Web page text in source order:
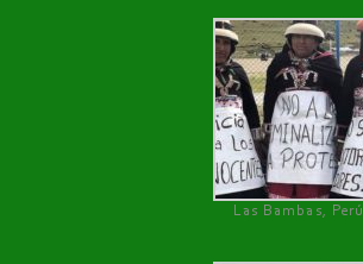
Las Bambas, Perú